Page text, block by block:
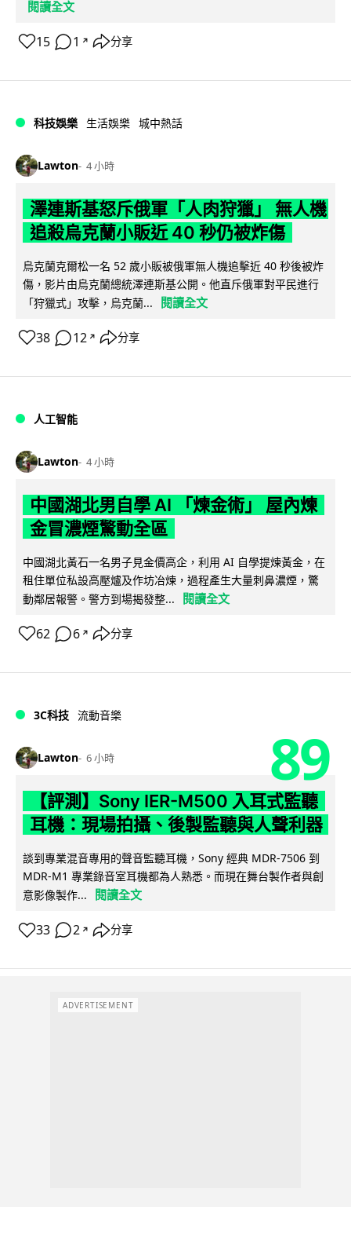
閱讀全文
15 1 ↗ 分享
科技娛樂 生活娛樂 城中熱話
Lawton 4 小時
澤連斯基怒斥俄軍「人肉狩獵」 無人機
追殺烏克蘭小販近 40 秒仍被炸傷
烏克蘭克爾松一名 52 歲小販被俄軍無人機追擊近 40 秒後被炸
傷，影片由烏克蘭總統澤連斯基公開。他直斥俄軍對平民進行
「狩獵式」攻擊，烏克蘭...
閱讀全文
38 12 ↗ 分享
人工智能
Lawton 4 小時
中國湖北男自學 AI 「煉金術」 屋內煉
金冒濃煙驚動全區
中國湖北黃石一名男子見金價高企，利用 AI 自學提煉黃金，在
租住單位私設高壓爐及作坊冶煉，過程產生大量刺鼻濃煙，驚
動鄰居報警。警方到場揭發整...
閱讀全文
62 6 ↗ 分享
3C科技 流動音樂
Lawton 6 小時 89
【評測】Sony IER-M500 入耳式監聽
耳機：現場拍攝、後製監聽與人聲利器
談到專業混音專用的聲音監聽耳機，Sony 經典 MDR-7506 到
MDR-M1 專業錄音室耳機都為人熟悉。而現在舞台製作者與創
意影像製作...
閱讀全文
33 2 ↗ 分享
ADVERTISEMENT